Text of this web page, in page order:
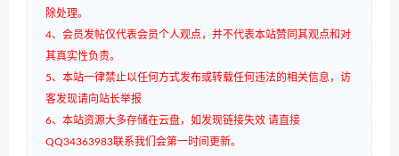
除处理。
4、会员发帖仅代表会员个人观点，并不代表本站赞同其观点和对
其真实性负责。
5、本站一律禁止以任何方式发布或转载任何违法的相关信息，访
客发现请向站长举报
6、本站资源大多存储在云盘，如发现链接失效 请直接
QQ34363983联系我们会第一时间更新。